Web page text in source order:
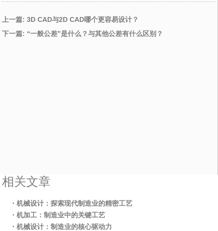
上一篇: 3D CAD与2D CAD哪个更容易设计？
下一篇: “一般公差”是什么？与其他公差有什么区别？
相关文章
・机械设计：探索现代制造业的精密工艺
・机加工：制造业中的关键工艺
・机械设计：制造业的核心驱动力